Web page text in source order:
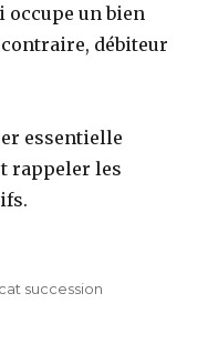
un bien
débiteur
essentielle
rappeler les
succession